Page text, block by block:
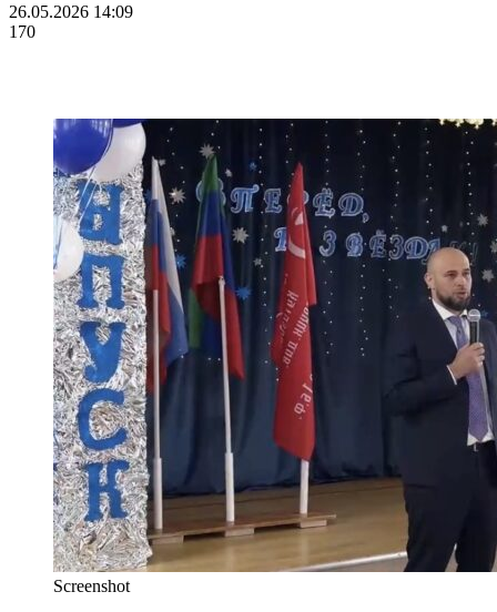
26.05.2026 14:09
170
Screenshot